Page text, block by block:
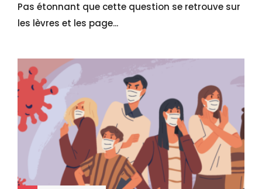
Pas étonnant que cette question se retrouve sur
les lèvres et les page...